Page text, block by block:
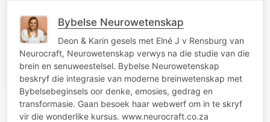
Bybelse Neurowetenskap
Deon & Karin gesels met Elné J v Rensburg van
Neurocraft, Neurowetenskap verwys na die studie van die
brein en senuweestelsel. Bybelse Neurowetenskap
beskryf die integrasie van moderne breinwetenskap met
Bybelsebeginsels oor denke, emosies, gedrag en
transformasie. Gaan besoek haar webwerf om in te skryf
vir die wonderlike kursus. www.neurocraft.co.za